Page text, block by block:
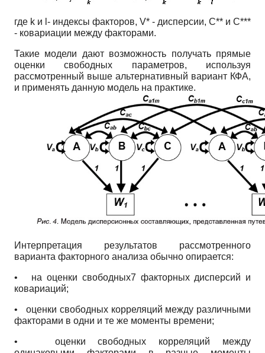
где k и l- индексы факторов, V* - дисперсии, C** и C***
- ковариации между факторами.
Такие модели дают возможность получать прямые
оценки свободных параметров, используя
рассмотренный выше альтернативный вариант КФА,
и применять данную модель на практике.
Интерпретация результатов рассмотренного
варианта факторного анализа обычно опирается:
• на оценки свободных7 факторных дисперсий и
ковариаций;
•оценки свободных корреляций между различными
факторами в одни и те же моменты времени;
• оценки свободных корреляций между